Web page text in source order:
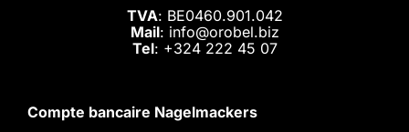
TVA: BE0460.901.042
Mail: info@orobel.biz
Tel: +324 222 45 07
Compte bancaire Nagelmackers